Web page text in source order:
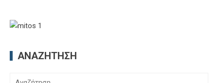
ΑΝΑΖΉΤΗΣΗ
Αναζήτηση